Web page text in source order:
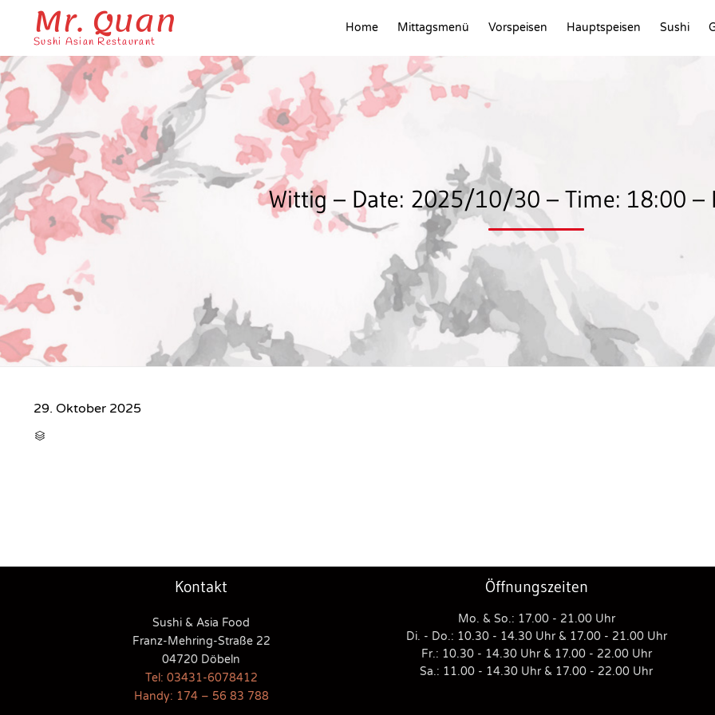
Mr. Quan
Sushi Asian Restaurant
Home Mittagsmenü Vorspeisen Hauptspeisen Sushi
Wittig – Date: 2025/10/30 – Time: 18:00 –
29. Oktober 2025

Kontakt
Sushi & Asia Food
Franz-Mehring-Straße 22
04720 Döbeln
Tel: 03431-6078412
Handy: 174 – 56 83 788
Öffnungszeiten
Mo. & So.: 17.00 - 21.00 Uhr
Di. - Do.: 10.30 - 14.30 Uhr & 17.00 - 21.00 Uhr
Fr.: 10.30 - 14.30 Uhr & 17.00 - 22.00 Uhr
Sa.: 11.00 - 14.30 Uhr & 17.00 - 22.00 Uhr